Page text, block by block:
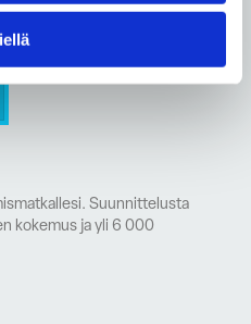
– aloitetaan yhdessä.
Suunnittelusta
kokemus ja yli 6 000